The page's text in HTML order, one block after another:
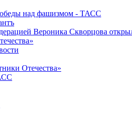
над фашизмом - ТАСС
Вероника Скворцова
Отечества»